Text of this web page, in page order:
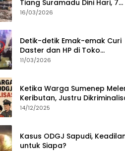
Tiang Suramadu Dini Hari, 7
ABK Ditangkap Polisi
16/03/2026
Detik-detik Emak-emak Curi
Daster dan HP di Toko
Sumenep, Aksi Terekam CCTV
11/03/2026
Ketika Warga Sumenep
Keributan, Justru
14/12/2025
Kasus ODGJ Sapudi,
untuk Siapa?